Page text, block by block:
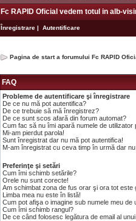
Fc RAPID Oficial vedem totul in alb-
Înregistrare | Autentificare
Pagina de start a forumului Fc RAPID
FAQ
Probleme de autentificare şi înregistrare
De ce nu mă pot autentifica?
De ce trebuie să mă înregistrez?
De ce sunt scos afară din forum automat?
Cum fac să nu îmi apară numele de utilizator
Mi-am pierdut parola!
Sunt înregistrat dar nu mă pot autentifica!
M-am înregistrat cu ceva timp în urmă dar
Preferinţe şi setări
Cum îmi schimb setările?
Orele nu sunt corecte!
Am schimbat zona de fus orar şi ora tot este
Limba mea nu este în listă!
Cum pot afişa o imagine sub numele meu de
Cum îmi schimb rangul?
De ce când folosesc legătura de email al